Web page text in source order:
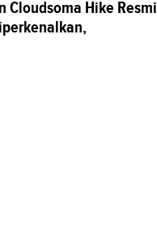
Cloudsoma Hike Resmi